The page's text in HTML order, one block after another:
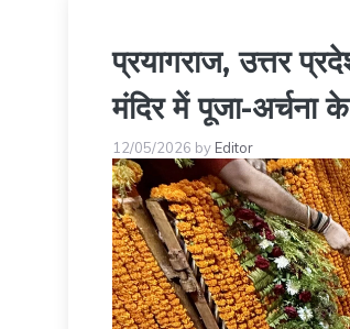
प्रयागराज, उत्तर
मंदिर में पूजा-अर्चना
12/05/2026 by Editor